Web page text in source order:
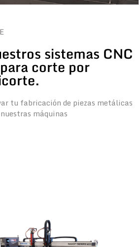
sistemas CNC
corte por
tu fabricación de piezas metálicas
máquinas